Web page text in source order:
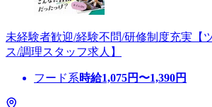
未経験者歓迎/経験不問/研修制度充実【
ス/調理スタッフ求人】
フード系時給1,075円〜1,390円